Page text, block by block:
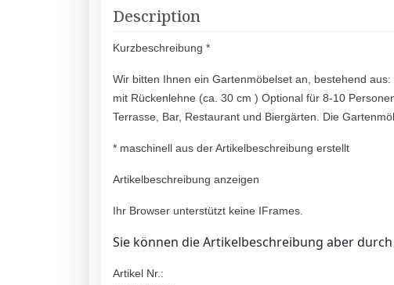
Description
Kurzbeschreibung *
Wir bitten Ihnen ein Gartenmöbelset an, bestehend
mit Rückenlehne (ca. 30 cm ) Optional für 8-10
Terrasse, Bar, Restaurant und Biergärten. Die
* maschinell aus der Artikelbeschreibung erstellt
Artikelbeschreibung anzeigen
Ihr Browser unterstützt keine IFrames.
Sie können die Artikelbeschreibung aber
Artikel Nr.: